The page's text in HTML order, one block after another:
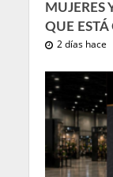
MUJERES
QUE
2 días hace